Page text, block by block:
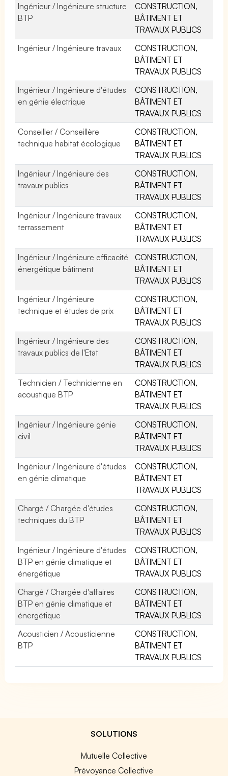
Ingénieur / Ingénieure structure
BTP
CONSTRUCTION,
BÂTIMENT ET
TRAVAUX PUBLICS
Ingénieur / Ingénieure travaux
CONSTRUCTION,
BÂTIMENT ET
TRAVAUX PUBLICS
Ingénieur / Ingénieure d'études
en génie électrique
CONSTRUCTION,
BÂTIMENT ET
TRAVAUX PUBLICS
Conseiller / Conseillère
technique habitat écologique
CONSTRUCTION,
BÂTIMENT ET
TRAVAUX PUBLICS
Ingénieur / Ingénieure des
travaux publics
CONSTRUCTION,
BÂTIMENT ET
TRAVAUX PUBLICS
Ingénieur / Ingénieure travaux
terrassement
CONSTRUCTION,
BÂTIMENT ET
TRAVAUX PUBLICS
Ingénieur / Ingénieure efficacité
énergétique bâtiment
CONSTRUCTION,
BÂTIMENT ET
TRAVAUX PUBLICS
Ingénieur / Ingénieure
technique et études de prix
CONSTRUCTION,
BÂTIMENT ET
TRAVAUX PUBLICS
Ingénieur / Ingénieure des
travaux publics de l'Etat
CONSTRUCTION,
BÂTIMENT ET
TRAVAUX PUBLICS
Technicien / Technicienne en
acoustique BTP
CONSTRUCTION,
BÂTIMENT ET
TRAVAUX PUBLICS
Ingénieur / Ingénieure génie
civil
CONSTRUCTION,
BÂTIMENT ET
TRAVAUX PUBLICS
Ingénieur / Ingénieure d'études
en génie climatique
CONSTRUCTION,
BÂTIMENT ET
TRAVAUX PUBLICS
Chargé / Chargée d'études
techniques du BTP
CONSTRUCTION,
BÂTIMENT ET
TRAVAUX PUBLICS
Ingénieur / Ingénieure d'études
BTP en génie climatique et
énergétique
CONSTRUCTION,
BÂTIMENT ET
TRAVAUX PUBLICS
Chargé / Chargée d'affaires
BTP en génie climatique et
énergétique
CONSTRUCTION,
BÂTIMENT ET
TRAVAUX PUBLICS
Acousticien / Acousticienne
BTP
CONSTRUCTION,
BÂTIMENT ET
TRAVAUX PUBLICS
SOLUTIONS
Mutuelle Collective
Prévoyance Collective